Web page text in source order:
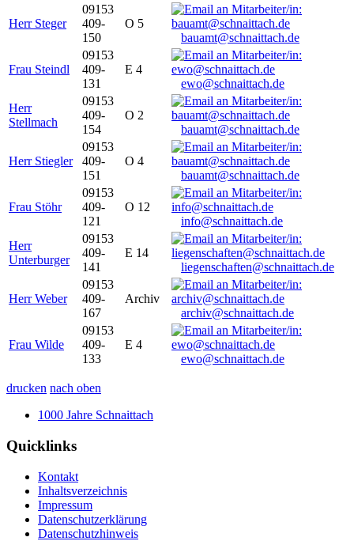
Herr Steger
09153
409-
150
O 5
bauamt@schnaittach.de
Frau Steindl
09153
409-
131
E 4
ewo@schnaittach.de
Herr
Stellmach
09153
409-
154
O 2
bauamt@schnaittach.de
Herr Stiegler
09153
409-
151
O 4
bauamt@schnaittach.de
Frau Stöhr
09153
409-
121
O 12
info@schnaittach.de
Herr
Unterburger
09153
409-
141
E 14
liegenschaften@schnaittach.de
Herr Weber
09153
409-
167
Archiv
archiv@schnaittach.de
Frau Wilde
09153
409-
133
E 4
ewo@schnaittach.de
drucken nach oben
1000 Jahre Schnaittach
Quicklinks
Kontakt
Inhaltsverzeichnis
Impressum
Datenschutzerklärung
Datenschutzhinweis